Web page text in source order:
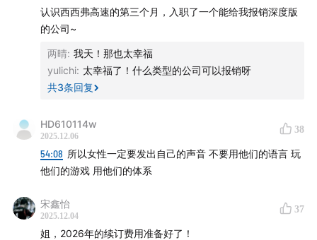
02:01:55东南亚治理模式的延展讨论：以《亚洲教父》一
话题三：电诈问题的现状
02:37:13为什么柬埔寨的电诈产业规模也非常庞大？
02:43:57 缅北电诈与柬埔寨电诈的区别是什么？丛林革命
一代vs.金融一代
话题四：漫谈
认识西西弗高速的第三个月，入职了一个能给我报销深度版
的公司~
两晴: 我天！那也太幸福
yulichi: 太幸福了！什么类型的公司可以报销呀
共3条回复
HD610114w
2025.12.06
38
54:08 所以女性一定要发出自己的声音 不要用他们的语言 玩
他们的游戏 用他们的体系
宋鑫怡
2025.12.04
37
姐，2026年的续订费用准备好了！